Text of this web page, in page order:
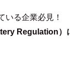
いる企業必見！
Regulation）